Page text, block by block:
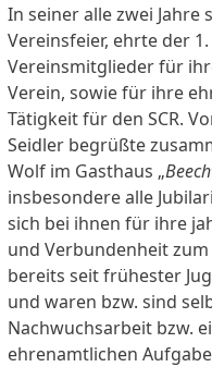
In seiner alle zwei
Vereinsfeier, ehrte der
Vereinsmitglieder für
Verein, sowie für ihre
Tätigkeit für den SCR.
Seidler begrüßte
Wolf im Gasthaus „
insbesondere alle
sich bei ihnen für ihre
und Verbundenheit zum
bereits seit frühester
und waren bzw. sind
Nachwuchsarbeit bzw.
ehrenamtlichen